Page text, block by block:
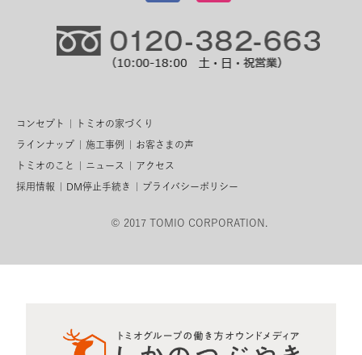
コンセプト トミオの家づくり
ラインナップ 施工事例 お客さまの声
トミオのこと ニュース アクセス
採用情報 DM停止手続き プライバシーポリシー
© 2017 TOMIO CORPORATION.